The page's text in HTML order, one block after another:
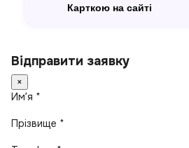
Карткою на сайті
Відправити заявку
×
Имʼя *
Прізвище *